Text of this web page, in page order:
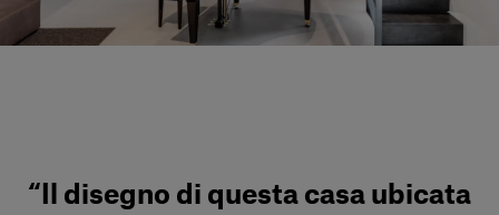
“Il disegno di questa casa ubicata